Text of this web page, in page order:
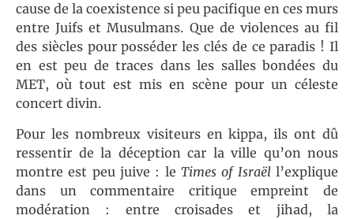
cause de la coexistence si peu pacifique en ces murs
entre Juifs et Musulmans. Que de violences au fil
des siècles pour posséder les clés de ce paradis ! Il
en est peu de traces dans les salles bondées du
MET, où tout est mis en scène pour un céleste
concert divin.
Pour les nombreux visiteurs en kippa, ils ont dû
ressentir de la déception car la ville qu’on nous
montre est peu juive : le Times of Israëll’explique
dans un commentaire critique empreint de
modération : entre croisades et jihad, la